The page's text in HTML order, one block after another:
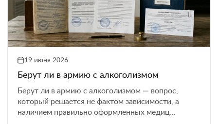
19 июня 2026
Берут ли в армию с алкоголизмом
Берут ли в армию с алкоголизмом — вопрос,
который решается не фактом зависимости, а
наличием правильно оформленных медиц...